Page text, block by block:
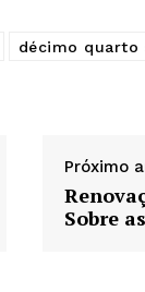
décimo quarto
Próximo
Sobre